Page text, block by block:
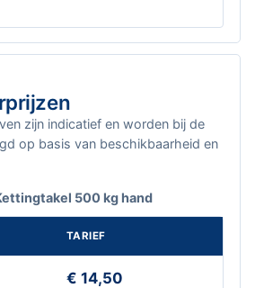
zijn indicatief en worden bij de
op basis van beschikbaarheid en
500 kg hand
TARIEF
€ 14,50